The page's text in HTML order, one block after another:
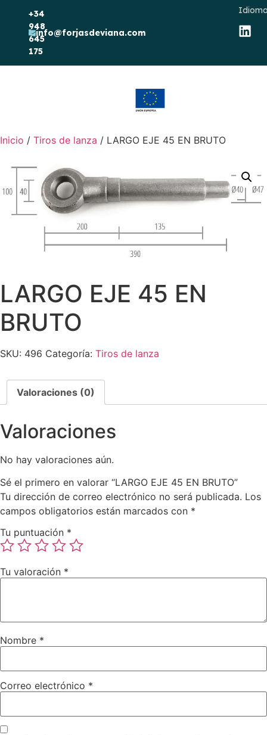
+34
948
645
175
info@forjasdeviana.com
Inicio / Tiros de lanza / LARGO EJE 45 EN BRUTO
LARGO EJE 45 EN
BRUTO
SKU: 496 Categoría: Tiros de lanza
Valoraciones (0)
Valoraciones
No hay valoraciones aún.
Sé el primero en valorar “LARGO EJE 45 EN BRUTO”
Tu dirección de correo electrónico no será publicada. Los
campos obligatorios están marcados con *
Tu puntuación *
Tu valoración *
Nombre *
Correo electrónico *